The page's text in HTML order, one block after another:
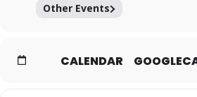
Other Events
CALENDAR